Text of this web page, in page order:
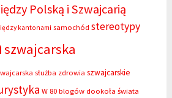
Polską i Szwajcarią
kantonami samochód stereotypy
szwajcarska
służba zdrowia szwajcarskie
W 80 blogów dookoła świata